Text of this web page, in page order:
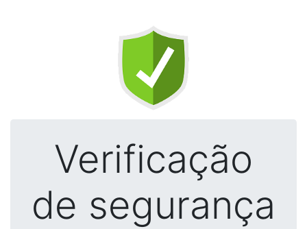
Verificação
de segurança